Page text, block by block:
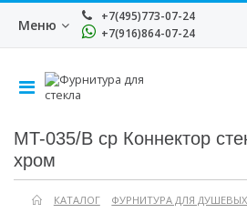
Меню
+7(495)773-07-24
+7(916)864-07-24
MT-035/B cp Коннектор
хром
КАТАЛОГ
ФУРНИТУРА ДЛЯ